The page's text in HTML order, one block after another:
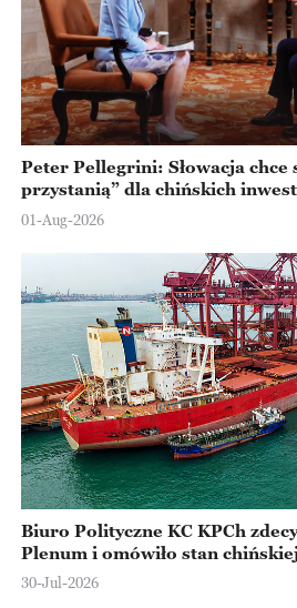
Peter Pellegrini: Słowacja chce
przystanią” dla chińskich
Europejskiej
01-Aug-2026
Biuro Polityczne KC KPCh
Plenum i omówiło stan
30-Jul-2026